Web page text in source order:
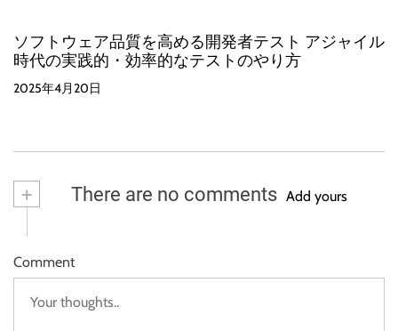
ソフトウェア品質を高める開発者テスト アジャイル
時代の実践的・効率的なテストのやり方
2025年4月20日
+ There are no comments Add yours
Comment